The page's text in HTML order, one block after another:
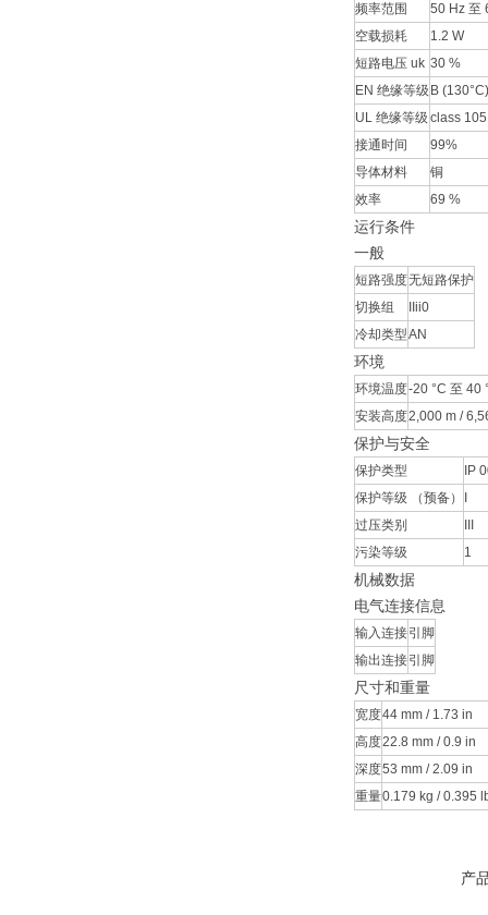
频率范围
50 Hz 至
空载损耗
1.2 W
短路电压 uk 30 %
EN 绝缘等级 B (130°C)
UL 绝缘等级 class 105
接通时间
99%
导体材料
铜
效率
69 %
运行条件
一般
短路强度无短路保护
切换组
IIii0
冷却类型AN
环境
环境温度-20 °C 至 40
安装高度2,000 m /
保护与安全
保护类型
IP
保护等级 （预备）
过压类别
污染等级
1
机械数据
电气连接信息
输入连接引脚
输出连接引脚
尺寸和重量
宽度44 mm / 1.73 in
高度22.8 mm / 0.9 in
深度53 mm / 2.09 in
重量0.179 kg / 0.395
产